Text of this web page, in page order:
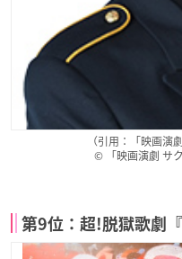
（引用：「映画演
© 「映画演劇 サ
第9位：超!脱獄歌劇